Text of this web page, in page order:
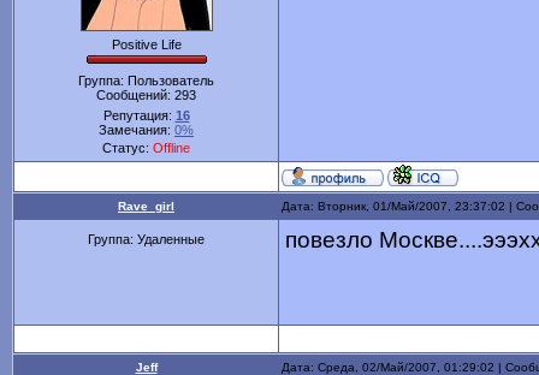
Positive Life
Группа: Пользователь
Сообщений: 293
Репутация: 16
Замечания: 0%
Статус: Offline
Rave_girl Дата: Вторник, 01/Май/2007, 23:37:02 |
Группа: Удаленные повезло
Jeff Дата: Среда, 02/Май/2007, 01:29:02 |